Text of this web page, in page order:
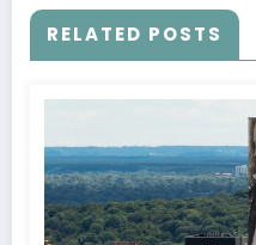
RELATED POSTS